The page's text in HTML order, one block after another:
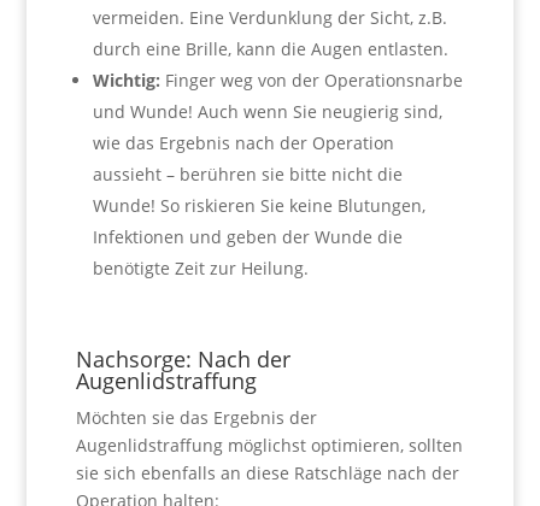
vermeiden. Eine Verdunklung der Sicht, z.B.
durch eine Brille, kann die Augen entlasten.
Wichtig: Finger weg von der Operationsnarbe
und Wunde! Auch wenn Sie neugierig sind,
wie das Ergebnis nach der Operation
aussieht – berühren sie bitte nicht die
Wunde! So riskieren Sie keine Blutungen,
Infektionen und geben der Wunde die
benötigte Zeit zur Heilung.
Nachsorge: Nach der
Augenlidstraffung
Möchten sie das Ergebnis der
Augenlidstraffung möglichst optimieren, sollten
sie sich ebenfalls an diese Ratschläge nach der
Operation halten: